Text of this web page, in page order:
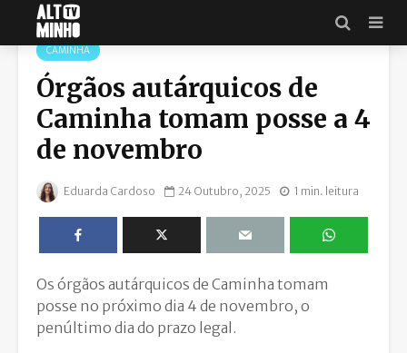
CAMINHA
Órgãos autárquicos de
Caminha tomam posse a 4
de novembro
Eduarda Cardoso 24 Outubro, 2025 1 min. leitura
Os órgãos autárquicos de Caminha tomam
posse no próximo dia 4 de novembro, o
penúltimo dia do prazo legal.